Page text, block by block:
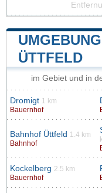
ÜTTFELD
im Gebiet und in
Dromigt 1 km
Bauernhof
Bahnhof Üttfeld 1.4 km
Bahnhof
Kockelberg 2.5 km
Bauernhof